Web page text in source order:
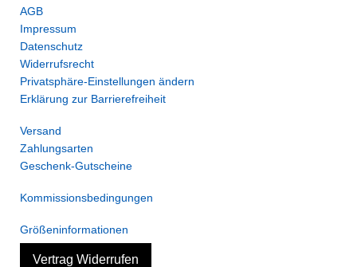
AGB
Impressum
Datenschutz
Widerrufsrecht
Privatsphäre-Einstellungen ändern
Erklärung zur Barrierefreiheit
Versand
Zahlungsarten
Geschenk-Gutscheine
Kommissionsbedingungen
Größeninformationen
Vertrag Widerrufen